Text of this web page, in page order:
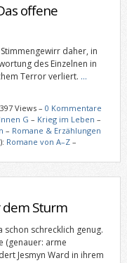
offene
daher, in
des Einzelnen in
Terror verliert. …
Views – 0 Kommentare
G – Krieg im Leben –
– Romane & Erzählungen
Romane von A–Z–
dem Sturm
schrecklich genug.
(genauer: arme
Jesmyn Ward in ihrem